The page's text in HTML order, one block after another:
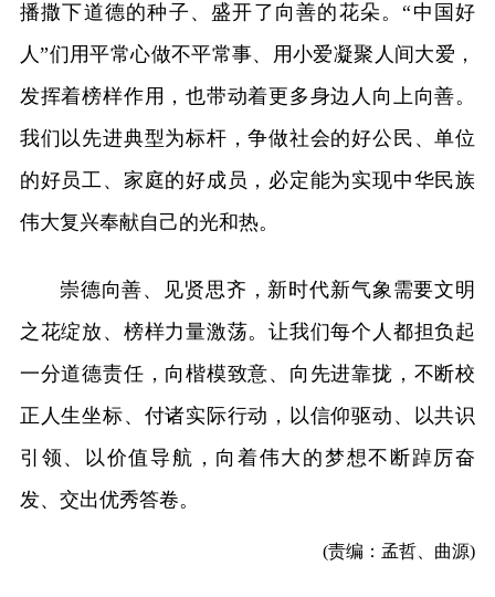
播撒下道德的种子、盛开了向善的花朵。“中国好
人”们用平常心做不平常事、用小爱凝聚人间大爱，
发挥着榜样作用，也带动着更多身边人向上向善。
我们以先进典型为标杆，争做社会的好公民、单位
的好员工、家庭的好成员，必定能为实现中华民族
伟大复兴奉献自己的光和热。
崇德向善、见贤思齐，新时代新气象需要文明
之花绽放、榜样力量激荡。让我们每个人都担负起
一分道德责任，向楷模致意、向先进靠拢，不断校
正人生坐标、付诸实际行动，以信仰驱动、以共识
引领、以价值导航，向着伟大的梦想不断踔厉奋
发、交出优秀答卷。
(责编：孟哲、曲源)